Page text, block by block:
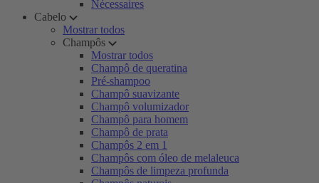
Nécessaires
Cabelo
Mostrar todos
Champôs
Mostrar todos
Champô de queratina
Pré-shampoo
Champô suavizante
Champô volumizador
Champô para homem
Champô de prata
Champôs 2 em 1
Champôs com óleo de melaleuca
Champôs de limpeza profunda